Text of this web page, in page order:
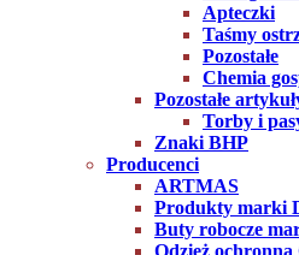
Apteczki
Taśmy
Pozostałe
Chemia
Pozostałe
Torby i
Znaki BHP
Producenci
ARTMAS
Produkty marki
Buty robocze